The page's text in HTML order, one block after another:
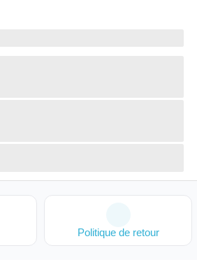
Politique de retour